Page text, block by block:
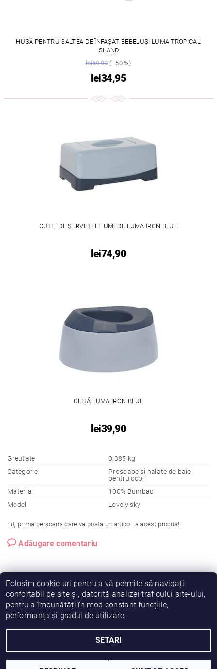
HUSĂ PENTRU SALTEA DE ÎNFAȘAT BEBELUȘI LUMA TROPICAL
ISLAND
lei69,90(–50 %)
lei34,95
CUTIE DE ȘERVEȚELE UMEDE LUMA IRON BLUE
lei74,90
OLIȚĂ LUMA IRON BLUE
lei39,90
Greutate
0.385 kg
Categorie
Prosoape și halate de baie
pentru copii
Material
100% Bumbac
Model
Lovely sky
Fiţi prima persoană care va posta un articol la acest produs!
Adăugare comentariu
Vreau să fiu partener! Termeni și condiții
Prelucrarea datelor
2026 © Fiimama, toate drepturile rezervate
Folosim cookie-uri pentru a vă permite să navigați
confortabil pe site și, datorită analizei traficului site-ului,
pentru a îmbunătăți în mod constant funcțiile,
performanța și gradul de utilizare.
SETĂRI